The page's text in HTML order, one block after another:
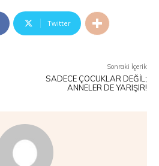
Twitter
Sonraki İçerik
SADECE ÇOCUKLAR DEĞIL;
ANNELER DE YARIŞIR!